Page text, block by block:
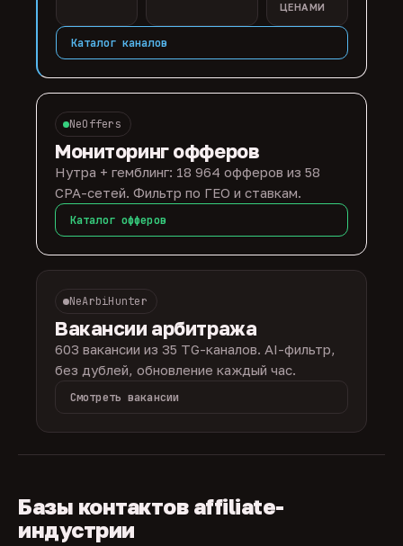
ЦЕНАМИ
Каталог каналов
NeOffers
Мониторинг офферов
Нутра + гемблинг: 18 964 офферов из 58
CPA-сетей. Фильтр по ГЕО и ставкам.
Каталог офферов
NeArbiHunter
Вакансии арбитража
603 вакансии из 35 TG-каналов. AI-фильтр,
без дублей, обновление каждый час.
Смотреть вакансии
Базы контактов affiliate-
индустрии